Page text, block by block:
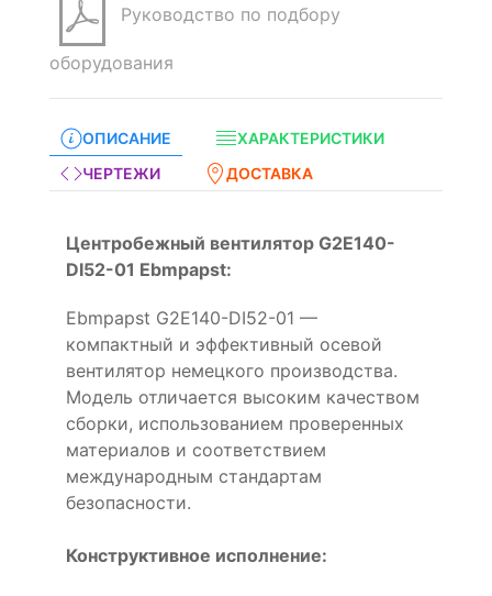
Руководство по подбору
оборудования
ОПИСАНИЕ
ХАРАКТЕРИСТИКИ
ЧЕРТЕЖИ
ДОСТАВКА
Центробежный вентилятор G2E140-
DI52-01 Ebmpapst:
Ebmpapst G2E140-DI52-01 —
компактный и эффективный осевой
вентилятор немецкого производства.
Модель отличается высоким качеством
сборки, использованием проверенных
материалов и соответствием
международным стандартам
безопасности.
Конструктивное исполнение: